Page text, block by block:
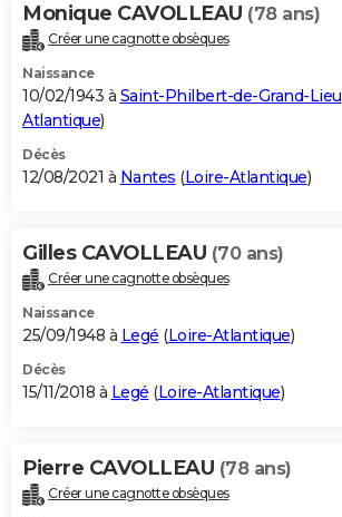
Alimentation
Guide de la santé
Maladies
Médicaments
Sommeil
VOYAGE
Destinations
City break
Voyage nature
Voyage de noces
Forum
Climat
+PHOTO
GUIDES D'ACHAT
BONS PLANS
DICTIONNAIRE
Dictionnaire
Biographies
Citations
Expressions
Proverbes
PROGRAMME TV
COPAINS D'AVANT
S'inscrire
Se connecter
Lycées
Collèges
Primaires
Universités
Entreprises
Service militaire
Avis de recherche
AVIS DE DÉCÈS
Bricolage
Lifestyle
Culture
Sport
Auto
Television
Voyage
Cinema
Monique CAVOLLEAU (78 ans)
Créer une cagnotte obsèques
Naissance
10/02/1943 à Saint-Philbert-de-Grand-Lieu
Atlantique)
Décès
12/08/2021 à Nantes (Loire-Atlantique)
Gilles CAVOLLEAU (70 ans)
Créer une cagnotte obsèques
Naissance
25/09/1948 à Legé (Loire-Atlantique)
Décès
15/11/2018 à Legé (Loire-Atlantique)
Pierre CAVOLLEAU (78 ans)
Créer une cagnotte obsèques